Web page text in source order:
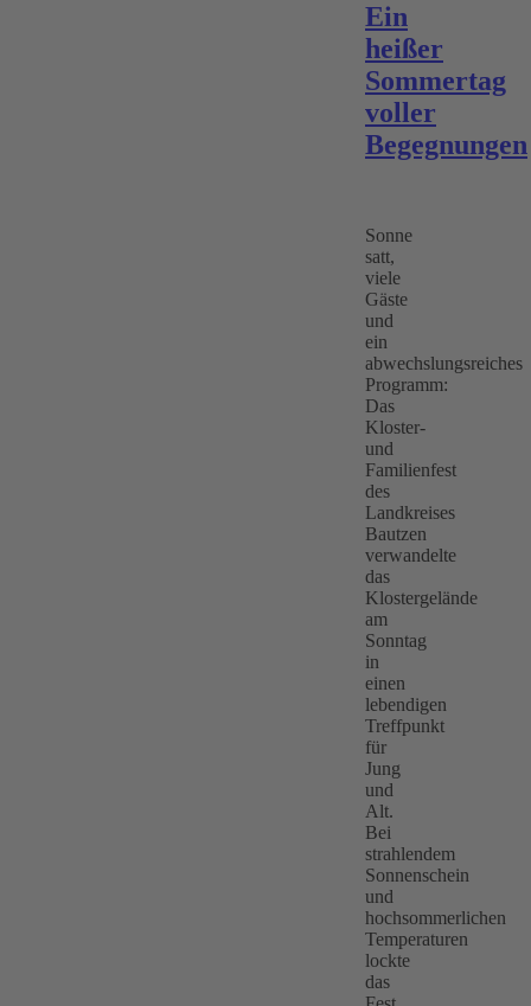
Ein
heißer
Sommertag
voller
Begegnungen
Sonne
satt,
viele
Gäste
und
ein
abwechslungsreiches
Programm:
Das
Kloster-
und
Familienfest
des
Landkreises
Bautzen
verwandelte
das
Klostergelände
am
Sonntag
in
einen
lebendigen
Treffpunkt
für
Jung
und
Alt.
Bei
strahlendem
Sonnenschein
und
hochsommerlichen
Temperaturen
lockte
das